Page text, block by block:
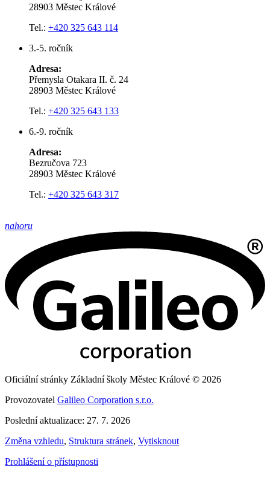
28903 Městec Králové
Tel.: +420 325 643 114
3.-5. ročník
Adresa:
Přemysla Otakara II. č. 24
28903 Městec Králové
Tel.: +420 325 643 133
6.-9. ročník
Adresa:
Bezručova 723
28903 Městec Králové
Tel.: +420 325 643 317
nahoru
Oficiální stránky Základní školy Městec Králové © 2026
Provozovatel Galileo Corporation s.r.o.
Poslední aktualizace: 27. 7. 2026
Změna vzhledu, Struktura stránek, Vytisknout
Prohlášení o přístupnosti